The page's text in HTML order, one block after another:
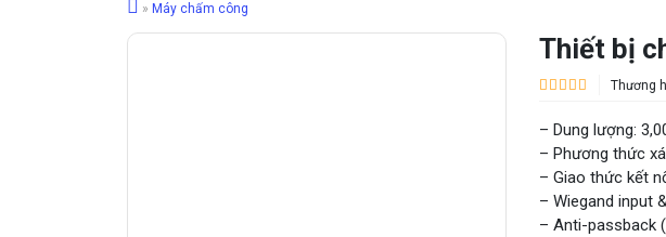
» Máy chấm công
Thiết bị
Thương
– Dung lượng:
– Phương thức
– Giao thức kết
– Wiegand input
– Anti-passback